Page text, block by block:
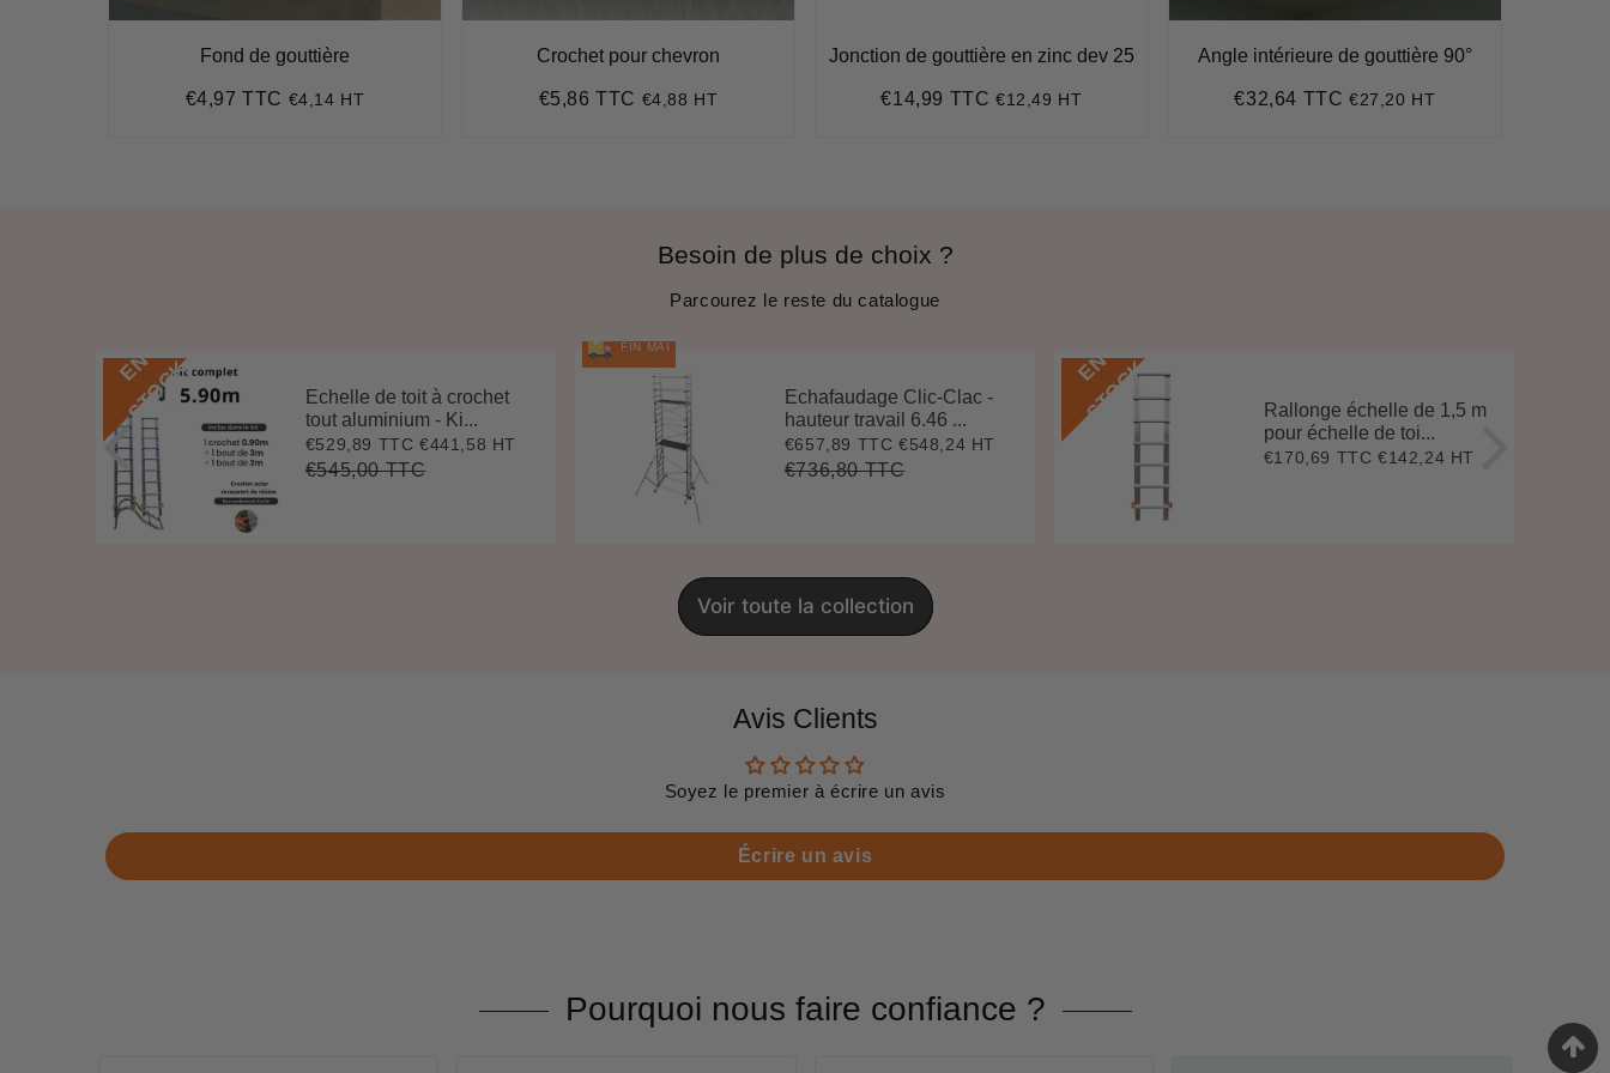
Fond de gouttière
Prix
€4,97 TTC €4,97
€4,14 HT
Crochet pour chevron
Prix
€5,86 TTC €5,86
€4,88 HT
Jonction de gouttière en zinc dev 25
Prix
€14,99 TTC€14,99
€12,49 HT
Angle intérieure de gouttière 90°
Prix
€32,64 TTC€32,64
€27,20 HT
Besoin de plus de choix ?
Parcourez le reste du catalogue
E
N
S
T
O
C
K
Echelle de toit à crochet
tout aluminium - Ki...
Prix
réduit
€529,89 TTC €529,89
€441,58 HT
Prix
€545,00 TTC€545,00
FIN MAI
Echafaudage Clic-Clac -
hauteur travail 6.46 ...
Prix
réduit
€657,89 TTC €657,89
€548,24 HT
Prix
€736,80 TTC€736,80
E
N
S
T
O
C
K
Rallonge échelle de 1,5 m
pour échelle de toi...
Prix
€170,69 TTC €170,69
€142,24 HT
Voir toute la collection
Avis Clients
Soyez le premier à écrire un avis
Écrire un avis
Pourquoi nous faire confiance ?